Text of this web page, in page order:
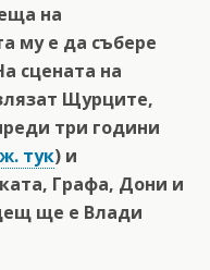
на
му е да събере
сцената на
Щурците,
три години
тук) и
Графа, Дони и
ще е Влади